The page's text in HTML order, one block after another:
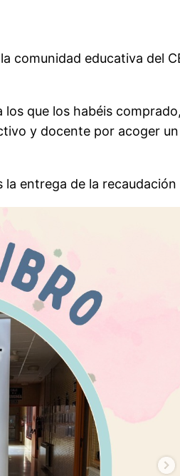
educativa del
que los habéis
y docente por acoger
entrega de la